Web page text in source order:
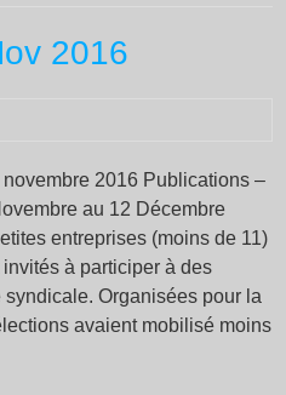
2016
2016 Publications –
au 12 Décembre
entreprises (moins de 11)
à participer à des
Organisées pour la
avaient mobilisé moins